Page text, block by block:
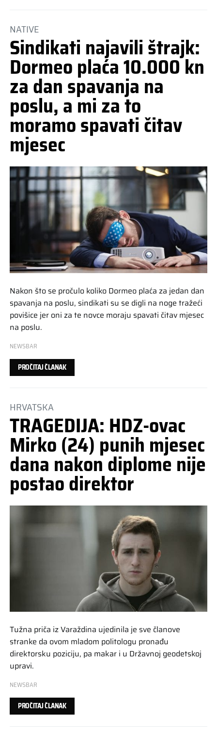
NATIVE
Sindikati najavili štrajk:
Dormeo plaća 10.000 kn
za dan spavanja na
poslu, a mi za to
moramo spavati čitav
mjesec
Nakon što se pročulo koliko Dormeo plaća za jedan dan
spavanja na poslu, sindikati su se digli na noge tražeći
povišice jer oni za te novce moraju spavati čitav mjesec
na poslu.
NEWSBAR
PROČITAJ ČLANAK
HRVATSKA
TRAGEDIJA: HDZ-ovac
Mirko (24) punih mjesec
dana nakon diplome nije
postao direktor
Tužna priča iz Varaždina ujedinila je sve članove
stranke da ovom mladom politologu pronađu
direktorsku poziciju, pa makar i u Državnoj geodetskoj
upravi.
NEWSBAR
PROČITAJ ČLANAK